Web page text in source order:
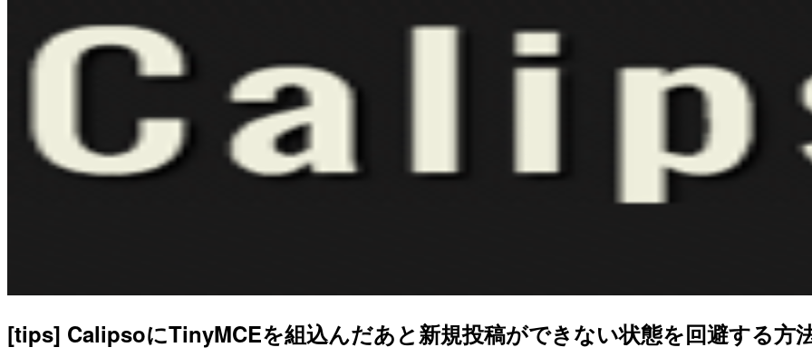
[tips] CalipsoにTinyMCEを組込んだあと新規投稿ができない状態を回避する方